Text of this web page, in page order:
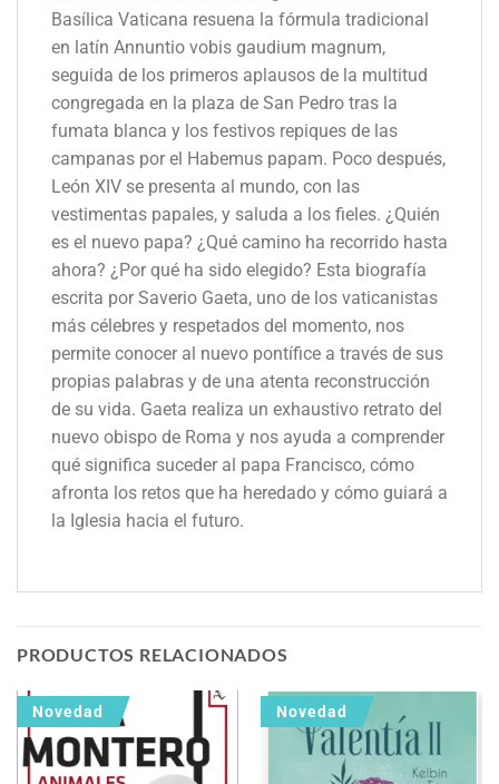
Basílica Vaticana resuena la fórmula tradicional
en latín Annuntio vobis gaudium magnum,
seguida de los primeros aplausos de la multitud
congregada en la plaza de San Pedro tras la
fumata blanca y los festivos repiques de las
campanas por el Habemus papam. Poco después,
León XIV se presenta al mundo, con las
vestimentas papales, y saluda a los fieles. ¿Quién
es el nuevo papa? ¿Qué camino ha recorrido hasta
ahora? ¿Por qué ha sido elegido? Esta biografía
escrita por Saverio Gaeta, uno de los vaticanistas
más célebres y respetados del momento, nos
permite conocer al nuevo pontífice a través de sus
propias palabras y de una atenta reconstrucción
de su vida. Gaeta realiza un exhaustivo retrato del
nuevo obispo de Roma y nos ayuda a comprender
qué significa suceder al papa Francisco, cómo
afronta los retos que ha heredado y cómo guiará a
la Iglesia hacia el futuro.
PRODUCTOS RELACIONADOS
Novedad Novedad